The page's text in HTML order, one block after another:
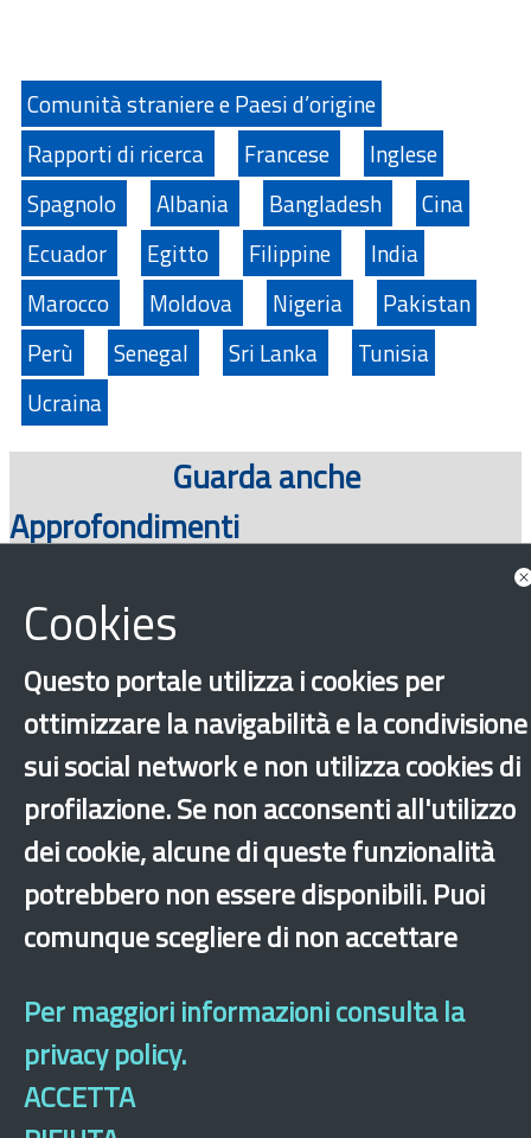
Comunità straniere e Paesi d’origine
Rapporti di ricerca
Francese
Inglese
Spagnolo
Albania Bangladesh
Cina
Ecuador
Egitto Filippine
India
Marocco
Moldova Nigeria
Pakistan
Perù
Senegal Sri Lanka
Tunisia
Ucraina
Guarda anche
Approfondimenti
×
Cookies
Questo portale utilizza i cookies per
ottimizzare la navigabilità e la condivisione
sui social network e non utilizza cookies di
profilazione. Se non acconsenti all'utilizzo
dei cookie, alcune di queste funzionalità
potrebbero non essere disponibili. Puoi
comunque scegliere di non accettare
Per maggiori informazioni consulta la
privacy policy.
ACCETTA
Legal & Privacy
Sito archeologico